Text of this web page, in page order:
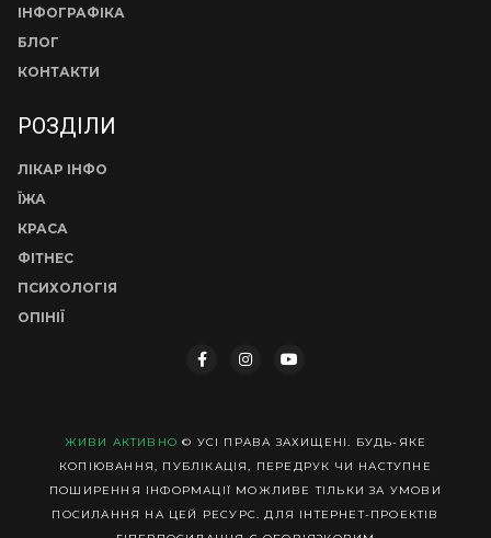
ІНФОГРАФІКА
БЛОГ
КОНТАКТИ
РОЗДІЛИ
ЛІКАР ІНФО
ЇЖА
КРАСА
ФІТНЕС
ПСИХОЛОГІЯ
ОПІНІЇ
ЖИВИ АКТИВНО © УСІ ПРАВА ЗАХИЩЕНІ. БУДЬ-ЯКЕ
КОПІЮВАННЯ, ПУБЛІКАЦІЯ, ПЕРЕДРУК ЧИ НАСТУПНЕ
ПОШИРЕННЯ ІНФОРМАЦІЇ МОЖЛИВЕ ТІЛЬКИ ЗА УМОВИ
ПОСИЛАННЯ НА ЦЕЙ РЕСУРС. ДЛЯ ІНТЕРНЕТ-ПРОЕКТІВ